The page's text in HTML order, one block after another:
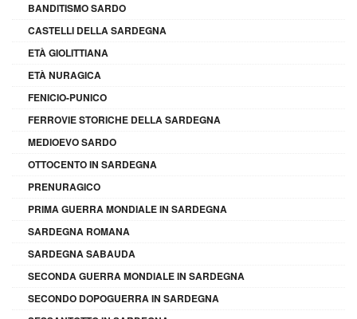
BANDITISMO SARDO
CASTELLI DELLA SARDEGNA
ETÀ GIOLITTIANA
ETÀ NURAGICA
FENICIO-PUNICO
FERROVIE STORICHE DELLA SARDEGNA
MEDIOEVO SARDO
OTTOCENTO IN SARDEGNA
PRENURAGICO
PRIMA GUERRA MONDIALE IN SARDEGNA
SARDEGNA ROMANA
SARDEGNA SABAUDA
SECONDA GUERRA MONDIALE IN SARDEGNA
SECONDO DOPOGUERRA IN SARDEGNA